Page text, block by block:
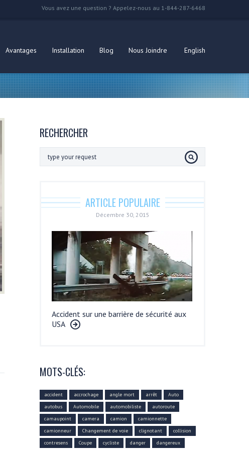
Vous avez une question ? Appelez-nous au 1-844-287-6468
Avantages Installation Blog Nous Joindre English
RECHERCHER
ARTICLE POPULAIRE
Décembre 30, 2015
Accident sur une barrière de sécurité aux
USA
MOTS-CLÉS:
accident accrochage angle mort arrêt
Auto
autobus
Automobile automobiliste
autoroute
camaupoint
camera camion
camionnette
camionneur
Changement de voie clignotant
collision
contresens
Coupe cycliste danger dangereux